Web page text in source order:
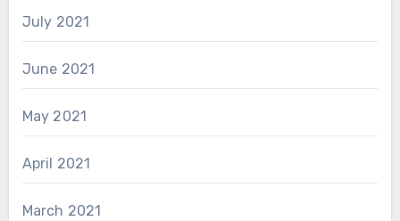
July 2021
June 2021
May 2021
April 2021
March 2021